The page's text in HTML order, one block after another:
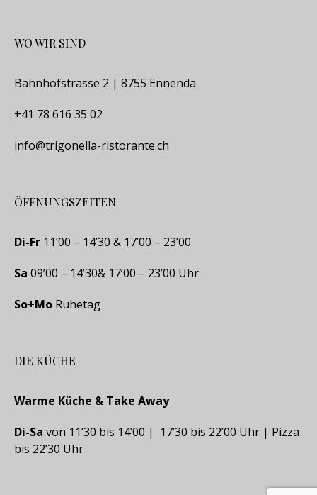
WO WIR SIND
Bahnhofstrasse 2 | 8755 Ennenda
+41 78 616 35 02
info@trigonella-ristorante.ch
ÖFFNUNGSZEITEN
Di-Fr 11’00 – 14’30 & 17’00 – 23’00
Sa 09’00 – 14’30& 17’00 – 23’00 Uhr
So+Mo Ruhetag
DIE KÜCHE
Warme Küche & Take Away
Di-Sa von 11’30 bis 14’00 | 17’30 bis 22’00 Uhr | Pizza
bis 22’30 Uhr